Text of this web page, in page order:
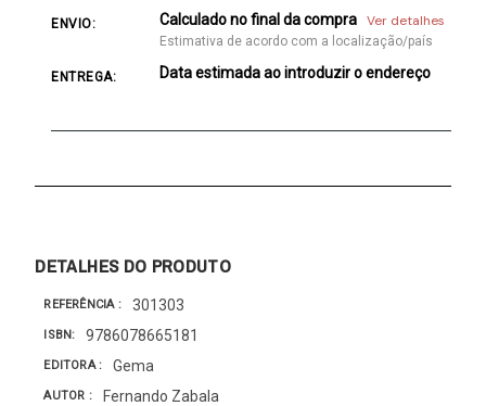
ENVIO: Calculado no final da compra Ver detalhes
Estimativa de acordo com a localização/país
ENTREGA: Data estimada ao introduzir o endereço
DETALHES DO PRODUTO
REFERÊNCIA 301303
ISBN 9786078665181
EDITORA Gema
AUTOR Fernando Zabala